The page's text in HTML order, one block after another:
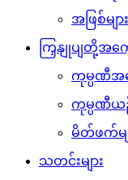
အဖြစ်မျ
ကြှနျုပျတို့အကွေ
ကုမ္ပဏီအက
ကုမ္ပဏီယ
မိတ်ဖက်မျ
သတင်းများ